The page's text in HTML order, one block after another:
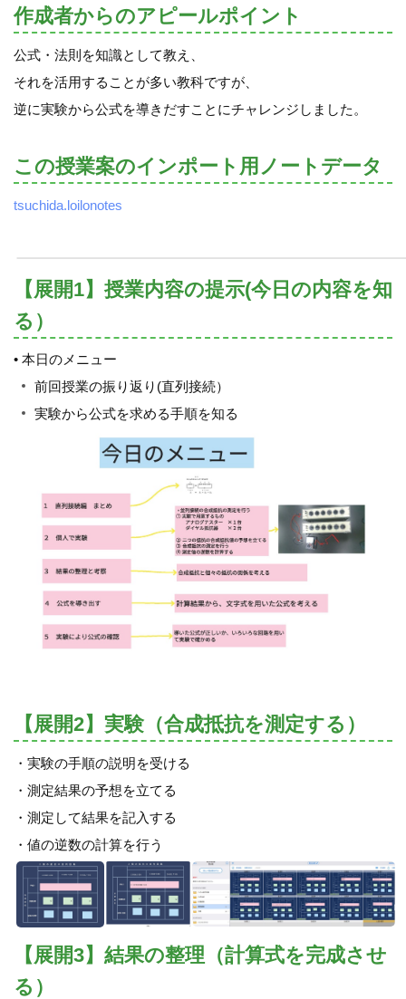
作成者からのアピールポイント
公式・法則を知識として教え、
それを活用することが多い教科ですが、
逆に実験から公式を導きだすことにチャレンジしました。
この授業案のインポート用ノートデータ
tsuchida.loilonotes
【展開1】授業内容の提示(今日の内容を知
る）
• 本日のメニュー
前回授業の振り返り(直列接続）
実験から公式を求める手順を知る
【展開2】実験（合成抵抗を測定する）
・実験の手順の説明を受ける
・測定結果の予想を立てる
・測定して結果を記入する
・値の逆数の計算を行う
【展開3】結果の整理（計算式を完成させ
る）